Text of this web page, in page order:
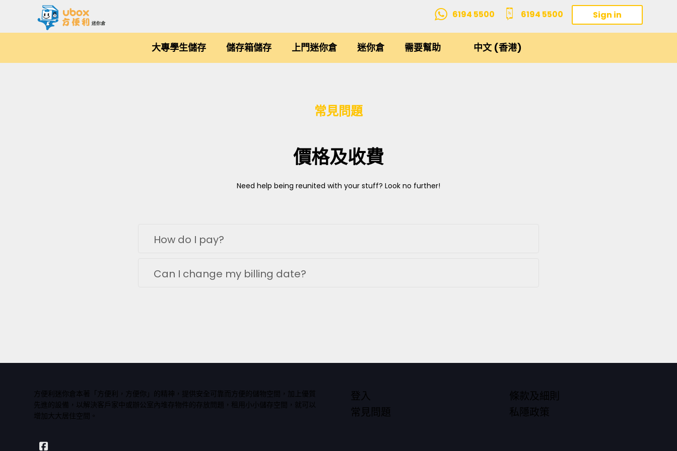
Sign in
6194 5500
6194 5500
大專學生儲存 儲存箱儲存 上門迷你倉 迷你倉 需要幫助 中文 (香港)
常見問題
價格及收費
Need help being reunited with your stuff? Look no further!
How do I pay?
Can I change my billing date?
方便利迷你倉本著「方便利，方便你」的精神，提供安全可靠而方便的儲物空間，加上優質
先進的設備，以解決客戶家中或辦公室內堆存物件的存放問題，租用小小儲存空間，就可以
增加大大居住空間。
登入
常見問題
條款及細則
私隱政策